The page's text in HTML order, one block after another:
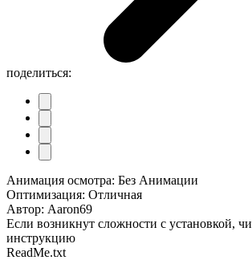
поделиться:
Анимация осмотра: Без Анимации
Оптимизация: Отличная
Автор: Aaron69
Если возникнут сложности с установкой,
инструкцию
ReadMe.txt